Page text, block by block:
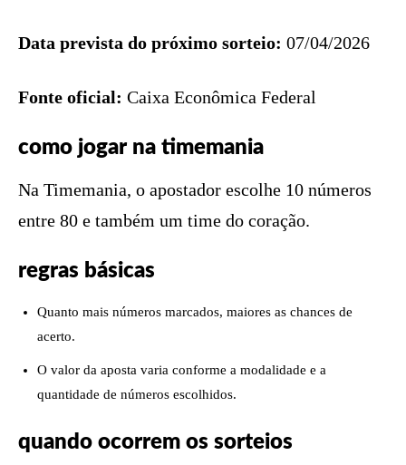
Data prevista do próximo sorteio: 07/04/2026
Fonte oficial: Caixa Econômica Federal
como jogar na timemania
Na Timemania, o apostador escolhe 10 números
entre 80 e também um time do coração.
regras básicas
Quanto mais números marcados, maiores as chances de
acerto.
O valor da aposta varia conforme a modalidade e a
quantidade de números escolhidos.
quando ocorrem os sorteios